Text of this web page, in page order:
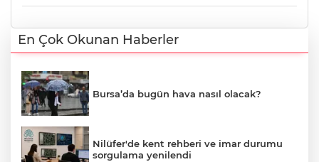
En Çok Okunan Haberler
Bursa’da bugün hava nasıl olacak?
Nilüfer'de kent rehberi ve imar durumu
sorgulama yenilendi